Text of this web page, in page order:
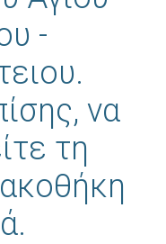
-
να
τη